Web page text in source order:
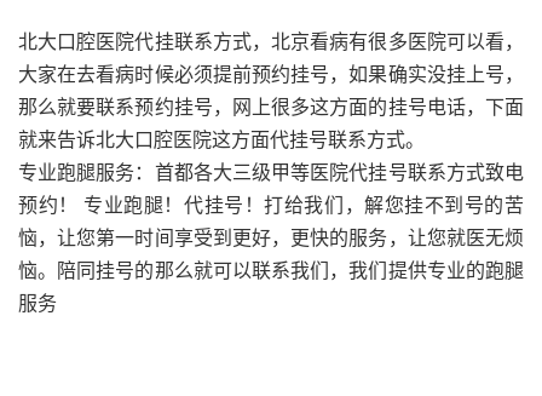
北大口腔医院代挂联系方式，北京看病有很多医院可以看，
大家在去看病时候必须提前预约挂号，如果确实没挂上号，
那么就要联系预约挂号，网上很多这方面的挂号电话，下面
就来告诉北大口腔医院这方面代挂号联系方式。
专业跑腿服务：首都各大三级甲等医院代挂号联系方式致电
预约！ 专业跑腿！代挂号！打给我们，解您挂不到号的苦
恼，让您第一时间享受到更好，更快的服务，让您就医无烦
恼。陪同挂号的那么就可以联系我们，我们提供专业的跑腿
服务